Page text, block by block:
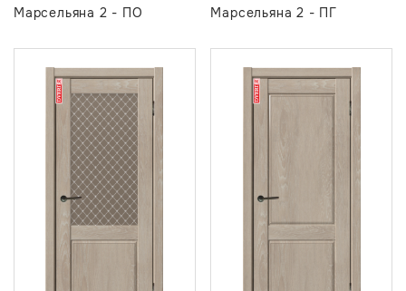
Марсельяна 2 - ПО Марсельяна 2 - ПГ